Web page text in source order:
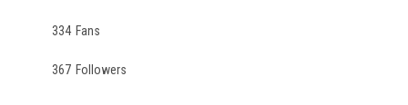
334 Fans
367 Followers